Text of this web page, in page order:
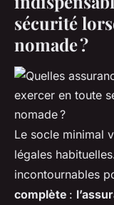
sécurité
nomade ?
Le socle minimal
légales
incontournables
complète :